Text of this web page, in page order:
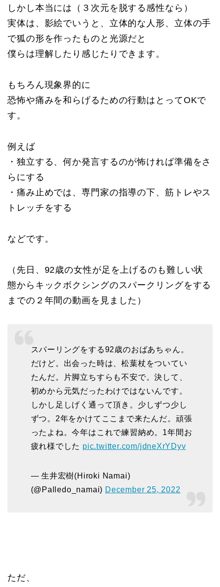
しかし本当には（３次元を脱する感性なら）
実体は、影絵でいうと、立体的な人形、立体の手
で狐の形を作ったものと光源だと
僕らは理解したり感じたりできます。
もちろん現象界的に
恐怖や痛みを和らげるための行動はとってOKで
す。
例えば
・独立する、何か発言するのが怖ければ準備をさ
らにする
・痛み止めでは、専門家の指導の下、筋トレやス
トレッチをする
などです。
（先日、92歳の女性が足を上げるのも難しい状
態からキックボクシングのスパークリングをする
までの２年間の動画を見ました）
スパーリングをする92歳のおばあちゃん。
だけど。出会った時は、松葉杖をついてい
たんだ。片脚立ちすらも不安で。決して、
初めから元気だったわけではないんです。
しかし足しげく通って頂き。少しずつ少し
ずつ。2年をかけてここまで来たんだ。頑張
ったよね。今年はこれで練習納め。1年間お
疲れ様でした pic.twitter.com/jdneXrYDyv
— 生井宏樹(Hiroki Namai)
(@Palledo_namai) December 25, 2022
ただ、